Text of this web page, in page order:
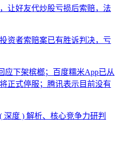
让好友代炒股亏损后索赔，法
资者索赔案已有胜诉判决，亏
应下架槟榔；百度糯米App已从
正式停服；腾讯表示目前没有
深度 ) 解析、核心竞争力研判